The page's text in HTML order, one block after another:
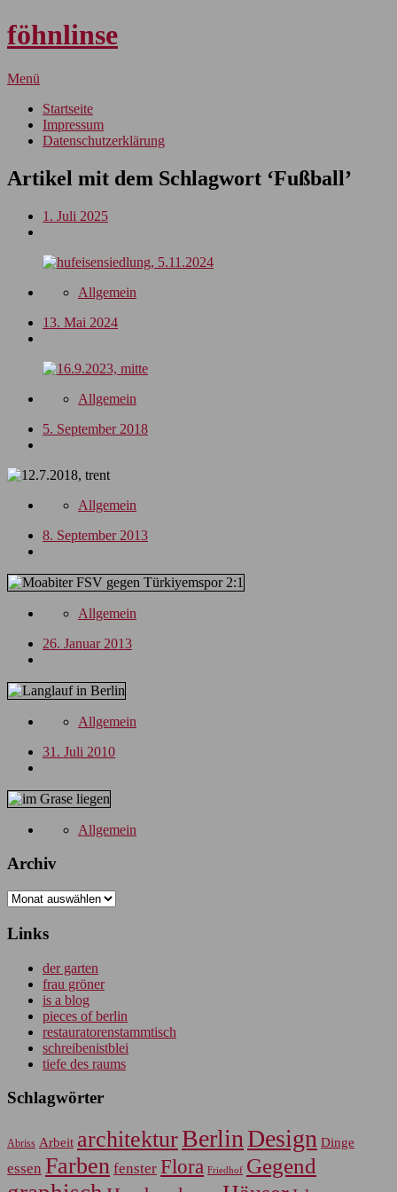
föhnlinse
Menü
Startseite
Impressum
Datenschutzerklärung
Artikel mit dem Schlagwort ‘Fußball’
1. Juli 2025
Allgemein
13. Mai 2024
Allgemein
5. September 2018
Allgemein
8. September 2013
Allgemein
26. Januar 2013
Allgemein
31. Juli 2010
Allgemein
Archiv
Archiv
Links
der garten
frau gröner
is a blog
pieces of berlin
restauratorenstammtisch
schreibenistblei
tiefe des raums
Schlagwörter
Abriss Arbeit architekturBerlin Design Dinge
essen Farben fenster Flora Friedhof Gegend